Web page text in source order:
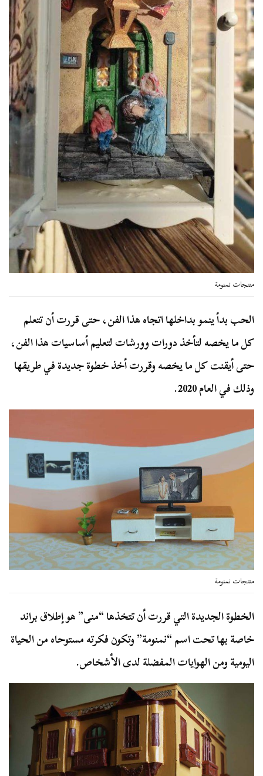
منتجات نمنومة
الحب بدأ ينمو بداخلها اتجاه هذا الفن، حتى قررت أن تتعلم
كل ما يخصه لتأخذ دورات وورشات لتعليم أساسيات هذا الفن،
حتى أيقنت كل ما يخصه وقررت أخذ خطوة جديدة في طريقها
وذلك في العام 2020.
منتجات نمنومة
الخطوة الجديدة التي قررت أن تتخذها “منى” هو إطلاق براند
خاصة بها تحت اسم “نمنومة” وتكون فكرته مستوحاه من الحياة
اليومية ومن الهوايات المفضلة لدى الأشخاص.